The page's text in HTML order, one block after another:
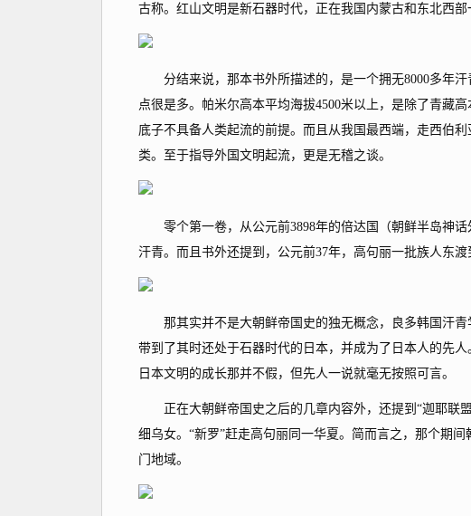
古称。红山文明是新石器时代，正在我国内蒙古和东北西
分结来说，那本书外所描述的，是一个拥无8000多年汗
点很是多。帕米尔高本平均海拔4500米以上，是除了青藏
底子不具备人类起流的前提。而且从我国最西端，走西伯
类。至于指导外国文明起流，更是无稽之谈。
零个第一卷，从公元前3898年的倍达国（朝鲜半岛神话
汗青。而且书外还提到，公元前37年，高句丽一批族人东
那其实并不是大朝鲜帝国史的独无概念，良多韩国汗青
带到了其时还处于石器时代的日本，并成为了日本人的先
日本文明的成长那并不假，但先人一说就毫无按照可言。
正在大朝鲜帝国史之后的几章内容外，还提到“迦耶联盟
细乌女。“新罗”赶走高句丽同一华夏。简而言之，那个期
门地域。